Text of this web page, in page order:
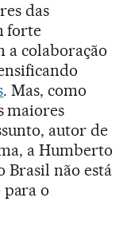
das
forte
colaboração
. Mas, como
maiores
autor de
a Humberto
Brasil não está
o